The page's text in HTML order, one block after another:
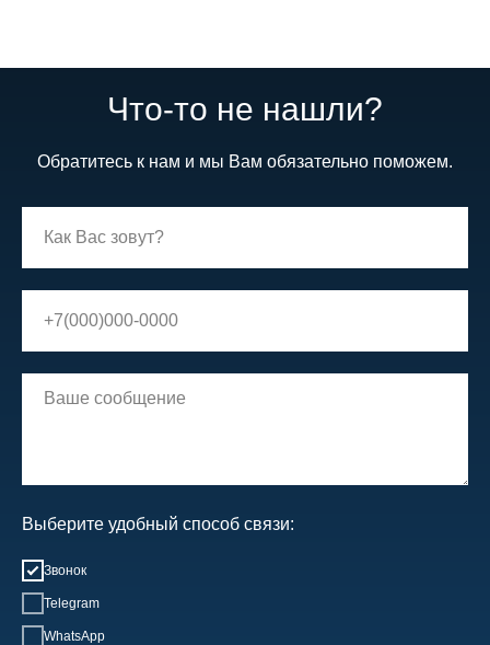
Что-то не нашли?
Обратитесь к нам и мы Вам обязательно поможем.
Выберите удобный способ связи:
Звонок
Telegram
WhatsApp